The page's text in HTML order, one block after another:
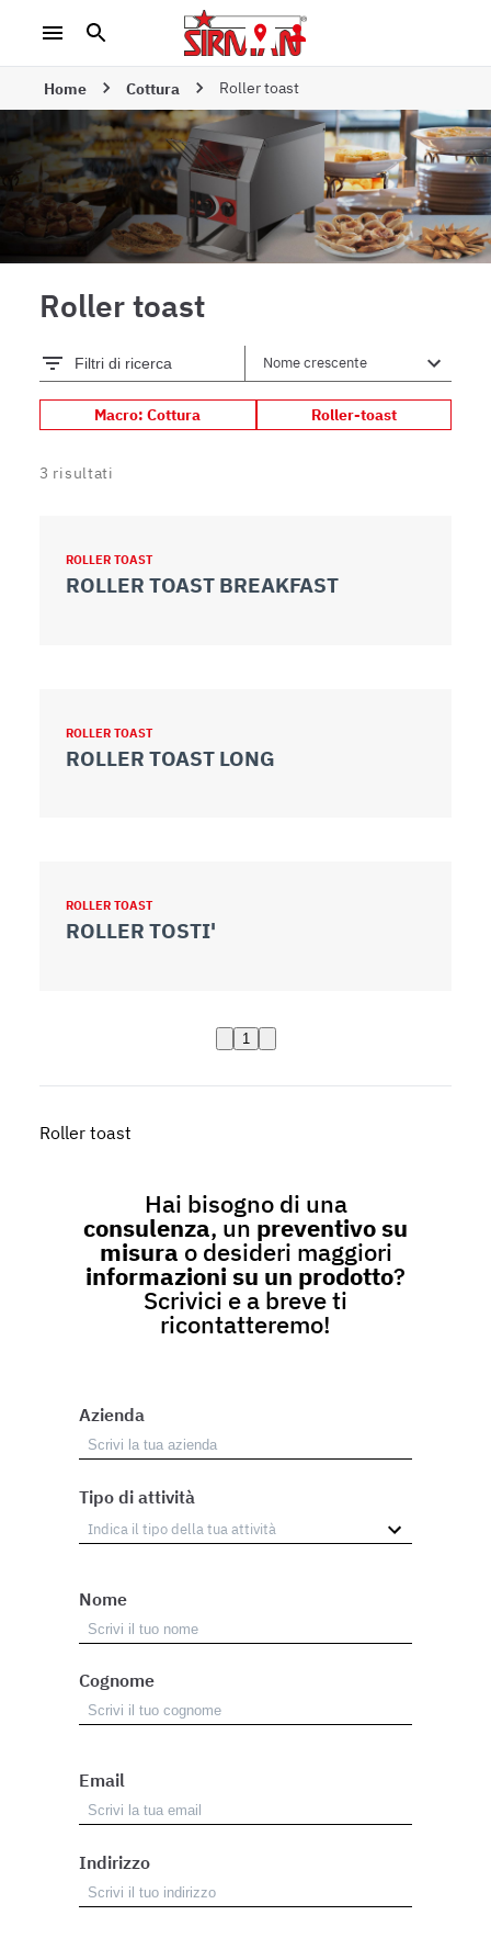
Home Cottura Roller toast
Roller toast
Filtri di ricerca
Macro: Cottura Roller-toast
3 risultati
ROLLER TOAST
ROLLER TOAST BREAKFAST
ROLLER TOAST
ROLLER TOAST LONG
ROLLER TOAST
ROLLER TOSTI'
1
Roller toast
Hai bisogno di una
consulenza, un preventivo su
misura o desideri maggiori
informazioni su un prodotto?
Scrivici e a breve ti
ricontatteremo!
Azienda
Tipo di attività
Nome
Cognome
Email
Indirizzo